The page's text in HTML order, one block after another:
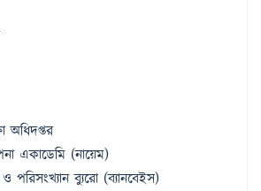
অধিদপ্তর
একাডেমি (নায়েম)
ও পরিসংখ্যান ব্যুরো (ব্যানবেইস)